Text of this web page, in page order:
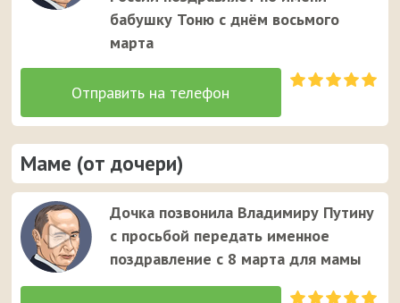
бабушку Тоню с днём восьмого
марта
Маме (от дочери)
Дочка позвонила Владимиру Путину
с просьбой передать именное
поздравление с 8 марта для мамы